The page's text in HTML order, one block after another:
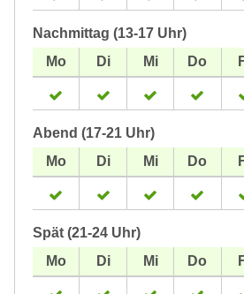
Nachmittag (13-17 Uhr)
Abend (17-21 Uhr)
Spät (21-24 Uhr)